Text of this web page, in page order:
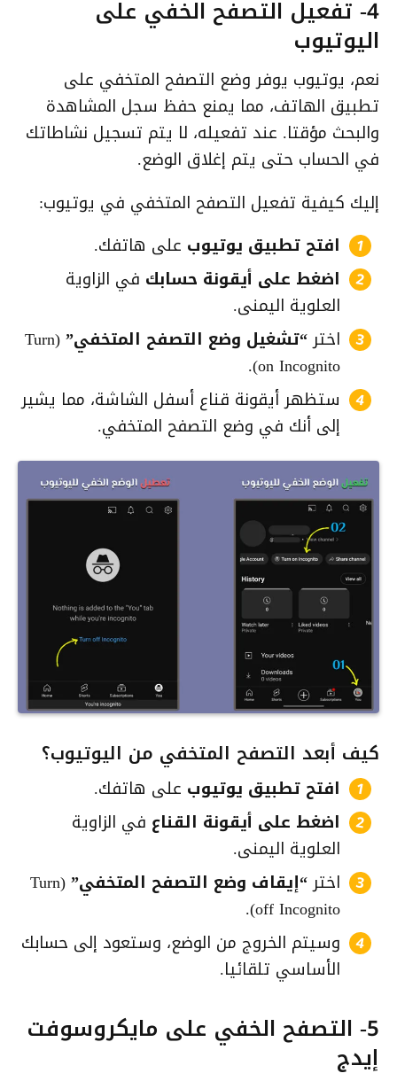
4- تفعيل التصفح الخفي على
اليوتيوب
نعم، يوتيوب يوفر وضع التصفح المتخفي على
تطبيق الهاتف، مما يمنع حفظ سجل المشاهدة
والبحث مؤقتا. عند تفعيله، لا يتم تسجيل نشاطاتك
في الحساب حتى يتم إغلاق الوضع.
إليك كيفية تفعيل التصفح المتخفي في يوتيوب:
افتح تطبيق يوتيوب على هاتفك.
اضغط على أيقونة حسابك في الزاوية
العلوية اليمنى.
اختر“تشغيل وضع التصفح المتخفي” (Turn
on Incognito).
ستظهر أيقونة قناع أسفل الشاشة، مما يشير
إلى أنك في وضع التصفح المتخفي.
كيف أبعد التصفح المتخفي من اليوتيوب؟
افتح تطبيق يوتيوب على هاتفك.
اضغط على أيقونة القناع في الزاوية
العلوية اليمنى.
اختر“إيقاف وضع التصفح المتخفي” (Turn
off Incognito).
وسيتم الخروج من الوضع، وستعود إلى حسابك
الأساسي تلقائيا.
5- التصفح الخفي على مايكروسوفت
إيدج